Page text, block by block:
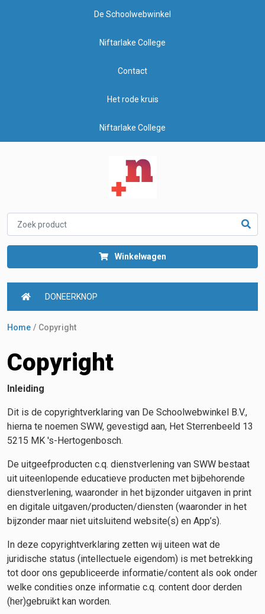
De Schoolwebwinkel
Niftarlake College
Contact
Het rode kruis
Niftarlake College
Winkelwagen
DONEERKNOP
Home Copyright
Copyright
Inleiding
Dit is de copyrightverklaring van De Schoolwebwinkel B.V.,
hierna te noemen SWW, gevestigd aan, Het Sterrenbeeld 13
5215 MK 's-Hertogenbosch.
De uitgeefproducten c.q. dienstverlening van SWW bestaat
uit uiteenlopende educatieve producten met bijbehorende
dienstverlening, waaronder in het bijzonder uitgaven in print
en digitale uitgaven/producten/diensten (waaronder in het
bijzonder maar niet uitsluitend website(s) en App’s).
In deze copyrightverklaring zetten wij uiteen wat de
juridische status (intellectuele eigendom) is met betrekking
tot door ons gepubliceerde informatie/content als ook onder
welke condities onze informatie c.q. content door derden
(her)gebruikt kan worden.